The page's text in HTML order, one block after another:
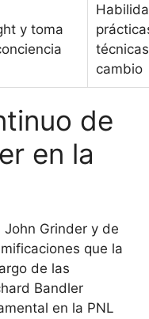
y toma
cambio
de
en la
Grinder y de
que la
de las
Bandler
en la PNL